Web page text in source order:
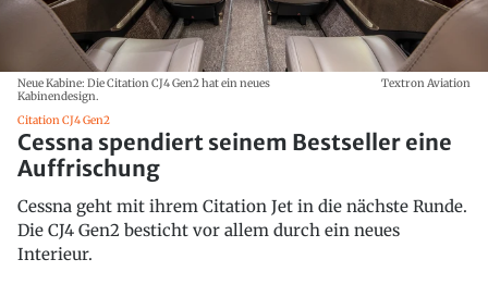
Neue Kabine: Die Citation CJ4 Gen2 hat ein neues
Kabinendesign.
Textron Aviation
Citation CJ4 Gen2
Cessna spendiert seinem Bestseller eine
Auffrischung
Cessna geht mit ihrem Citation Jet in die nächste Runde.
Die CJ4 Gen2 besticht vor allem durch ein neues
Interieur.